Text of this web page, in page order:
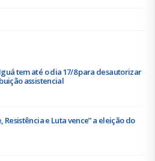
tem até o dia 17/8 para desautorizar
assistencial
Resistência e Luta vence” a eleição do